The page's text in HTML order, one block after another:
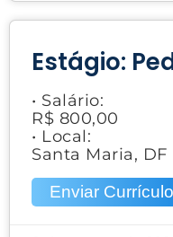
Estágio:
• Salário:
R$ 800,00
• Local:
Santa Maria, DF
Enviar